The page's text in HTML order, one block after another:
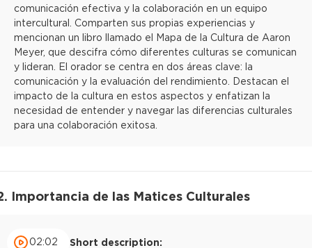
comunicación efectiva y la colaboración en un equipo
intercultural. Comparten sus propias experiencias y
mencionan un libro llamado el Mapa de la Cultura de Aaron
Meyer, que descifra cómo diferentes culturas se comunican
y lideran. El orador se centra en dos áreas clave: la
comunicación y la evaluación del rendimiento. Destacan el
impacto de la cultura en estos aspectos y enfatizan la
necesidad de entender y navegar las diferencias culturales
para una colaboración exitosa.
Importancia de las Matices Culturales
02:02 Short description: